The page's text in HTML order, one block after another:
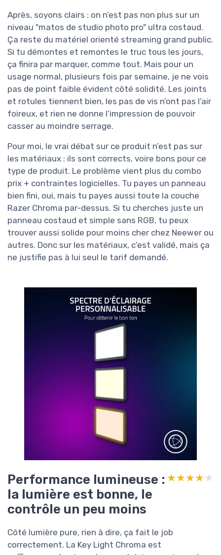
Après, soyons clairs : on n’est pas non plus sur un
niveau "matos de studio photo pro" ultra costaud.
Ça reste du matériel orienté streaming grand public.
Si tu démontes et remontes le truc tous les jours,
ça finira par marquer, comme tout. Mais pour un
usage normal, plusieurs fois par semaine, je ne vois
pas de point faible évident côté solidité. Les joints
et rotules tiennent bien, les pas de vis n’ont pas l’air
foireux, et rien ne donne l’impression de pouvoir
casser au moindre serrage.
Pour moi, le vrai débat sur ce produit n’est pas sur
les matériaux : ils sont corrects, voire bons pour ce
type de produit. Le problème vient plus du combo
prix + contraintes logicielles. Tu payes un panneau
bien fini, oui, mais tu payes aussi toute la couche
Razer Chroma par-dessus. Si tu cherches juste un
panneau costaud et simple sans RGB, tu peux
trouver aussi solide pour moins cher chez Neewer ou
autres. Donc sur les matériaux, c’est validé, mais ça
ne justifie pas à lui seul le tarif demandé.
Performance lumineuse :
la lumière est bonne, le
contrôle un peu moins
★★★★★
★★★★★
Côté lumière pure, rien à dire, ça fait le job
correctement. La Key Light Chroma est